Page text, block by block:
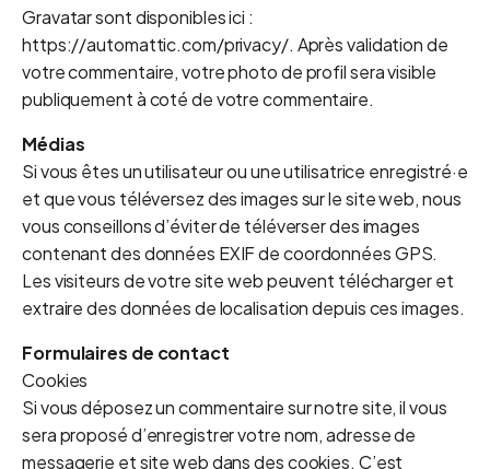
Gravatar sont disponibles ici :
https://automattic.com/privacy/. Après validation de
votre commentaire, votre photo de profil sera visible
publiquement à coté de votre commentaire.
Médias
Si vous êtes un utilisateur ou une utilisatrice enregistré·e
et que vous téléversez des images sur le site web, nous
vous conseillons d’éviter de téléverser des images
contenant des données EXIF de coordonnées GPS.
Les visiteurs de votre site web peuvent télécharger et
extraire des données de localisation depuis ces images.
Formulaires de contact
Cookies
Si vous déposez un commentaire sur notre site, il vous
sera proposé d’enregistrer votre nom, adresse de
messagerie et site web dans des cookies. C’est